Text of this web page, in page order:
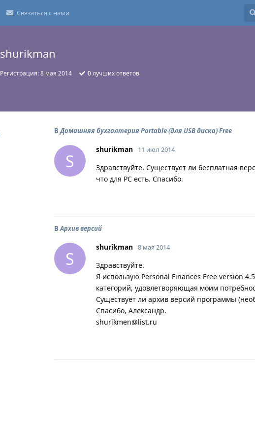
Связаться с нами
shurikman
Регистрация:8 мая 2014 0лучших ответов
ВДомашняя бухгалтерия Portable (для USB диска) Free
S
shurikman 11 июл 2014
Здравствуйте. Существует ли бесплатная
что для PC есть. Спасибо.
ВАрхив версий
S
shurikman 8 мая 2014
Здравствуйте.
Я использую Personal Finances Free version
категорий, удовлетворяющая моим
Существует ли архив версий программы
Спасибо, Александр.
shurikmen@list.ru